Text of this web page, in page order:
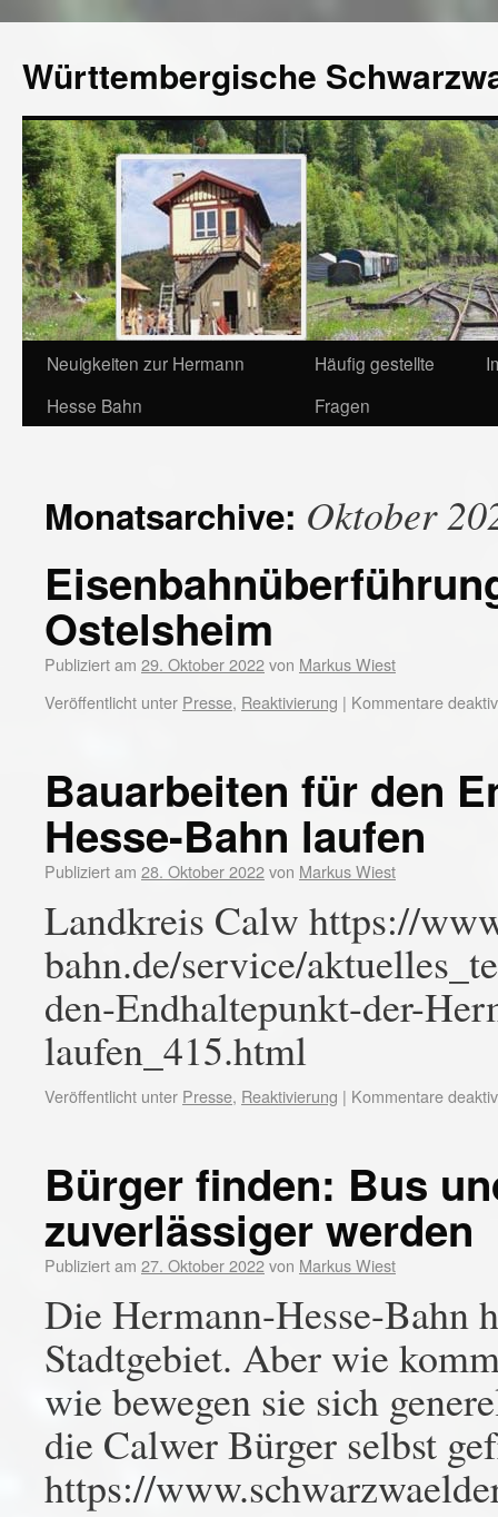
Württembergische
Neuigkeiten zur Hermann
Hesse Bahn
Häufig gestellte
Fragen
Monatsarchive: Oktober
Ostelsheim
Publiziert am 29. Oktober 2022von Markus Wiest
Veröffentlicht unter Presse, Reaktivierung | Kommentare
Bauarbeiten für den
Hesse-Bahn laufen
Publiziert am 28. Oktober 2022von Markus Wiest
Landkreis Calw https://
bahn.de/service/
den-Endhaltepunkt-der-
laufen_415.html
Veröffentlicht unter Presse, Reaktivierung | Kommentare
Bürger finden: Bus
zuverlässiger werden
Publiziert am 27. Oktober 2022von Markus Wiest
Die Hermann-Hesse-Bahn
Stadtgebiet. Aber wie
wie bewegen sie sich
die Calwer Bürger selbst
https://